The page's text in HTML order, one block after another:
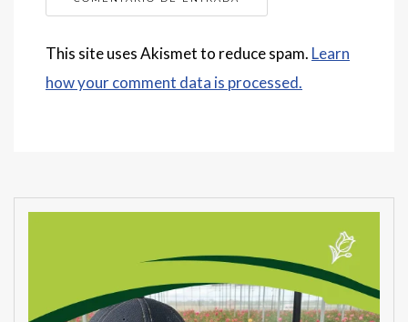
This site uses Akismet to reduce spam. Learn
how your comment data is processed.